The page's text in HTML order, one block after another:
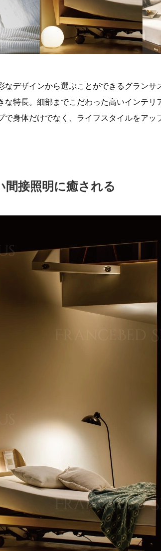
デザインから選ぶことができるグランサ
特長。細部までこだわった高いインテリ
身体だけでなく、ライフスタイルをアッ
接照明に癒される